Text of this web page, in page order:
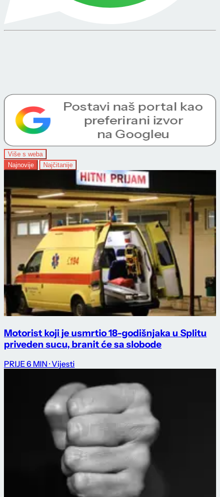
Više s weba
Najnovije
Najčitanije
Motorist koji je usmrtio 18-godišnjaka u Splitu
priveden sucu, branit će sa slobode
PRIJE 6 MIN · Vijesti